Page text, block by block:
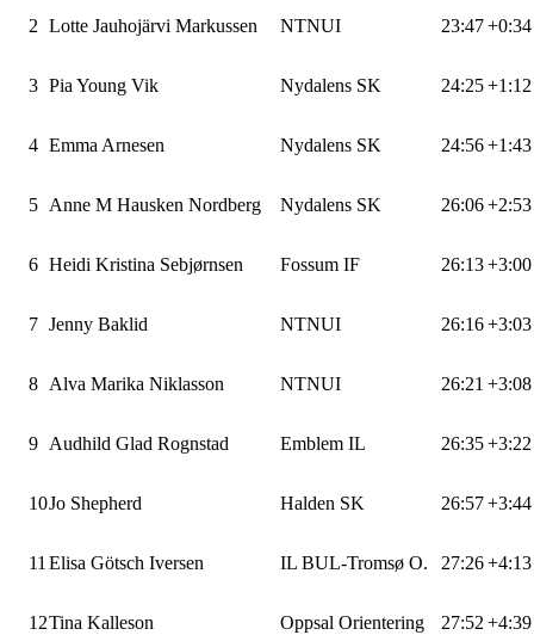
2 Lotte Jauhojärvi Markussen NTNUI 23:47+0:34
3 Pia Young Vik Nydalens SK 24:25+1:12
4 Emma Arnesen Nydalens SK 24:56+1:43
5 Anne M Hausken Nordberg Nydalens SK 26:06+2:53
6 Heidi Kristina Sebjørnsen Fossum IF 26:13+3:00
7 Jenny Baklid NTNUI 26:16+3:03
8 Alva Marika Niklasson NTNUI 26:21 +3:08
9 Audhild Glad Rognstad Emblem IL 26:35+3:22
10Jo Shepherd Halden SK 26:57+3:44
11 Elisa Götsch Iversen IL BUL-Tromsø O. 27:26+4:13
12Tina Kalleson Oppsal Orientering 27:52 +4:39